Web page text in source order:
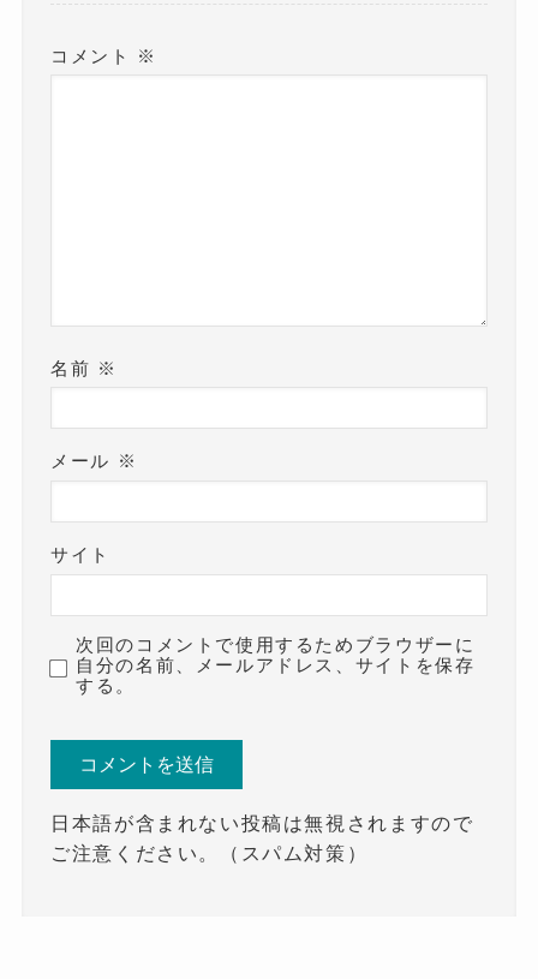
コメント ※
名前 ※
メール ※
サイト
次回のコメントで使用するためブラウザーに
自分の名前、メールアドレス、サイトを保存
する。
日本語が含まれない投稿は無視されますので
ご注意ください。（スパム対策）